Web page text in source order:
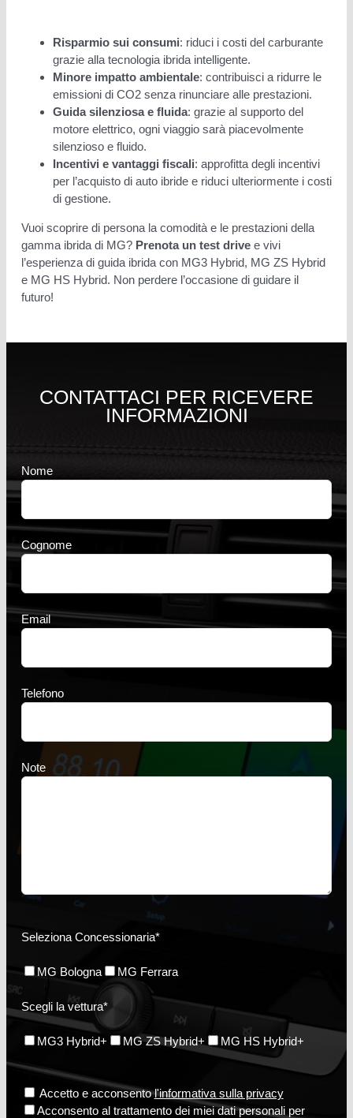
Risparmio sui consumi: riduci i costi del carburante
grazie alla tecnologia ibrida intelligente.
Minore impatto ambientale: contribuisci a ridurre le
emissioni di CO2 senza rinunciare alle prestazioni.
Guida silenziosa e fluida: grazie al supporto del
motore elettrico, ogni viaggio sarà piacevolmente
silenzioso e fluido.
Incentivi e vantaggi fiscali: approfitta degli incentivi
per l’acquisto di auto ibride e riduci ulteriormente i costi
di gestione.
Vuoi scoprire di persona la comodità e le prestazioni della
gamma ibrida di MG? Prenota un test drivee vivi
l’esperienza di guida ibrida con MG3 Hybrid, MG ZS Hybrid
e MG HS Hybrid. Non perdere l’occasione di guidare il
futuro!
CONTATTACI PER RICEVERE
INFORMAZIONI
Nome
Cognome
Email
Telefono
Note
Seleziona Concessionaria*
MG Bologna MG Ferrara
Scegli la vettura*
MG3 Hybrid+ MG ZS Hybrid+ MG HS Hybrid+
Accetto e acconsentol'informativa sulla privacy
Acconsento al trattamento dei miei dati personali per